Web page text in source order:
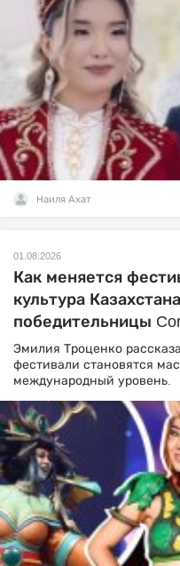
Наиля Ахат
01.08.2026
Как меняется
культура
победительницы
Эмилия Троценко
фестивали становятся
международный уровень.